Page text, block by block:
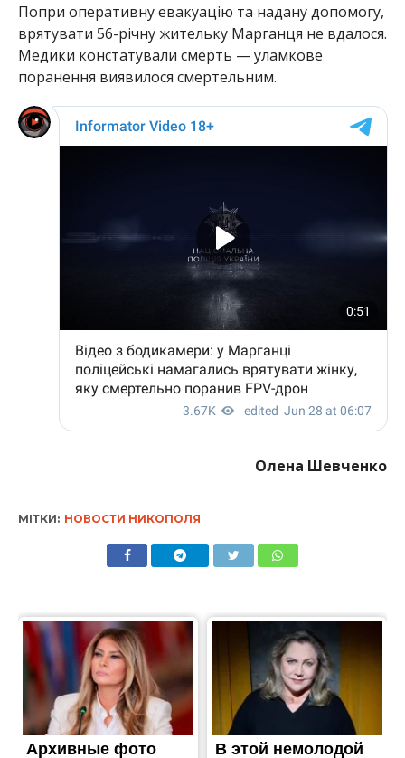
Попри оперативну евакуацію та надану допомогу,
врятувати 56-річну жительку Марганця не вдалося.
Медики констатували смерть — уламкове
поранення виявилося смертельним.
Олена Шевченко
МІТКИ: НОВОСТИ НИКОПОЛЯ